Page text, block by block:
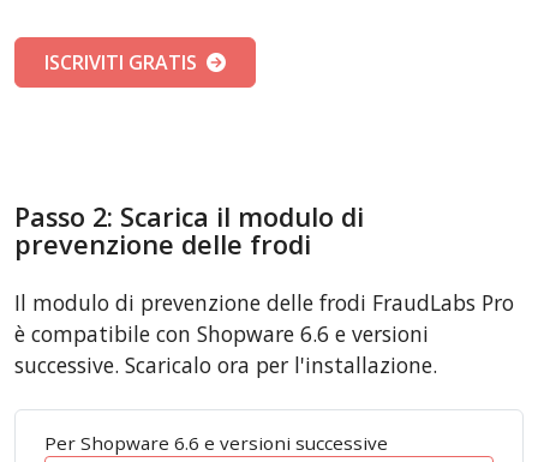
ISCRIVITI GRATIS
Passo 2: Scarica il modulo di
prevenzione delle frodi
Il modulo di prevenzione delle frodi FraudLabs Pro
è compatibile con Shopware 6.6 e versioni
successive. Scaricalo ora per l'installazione.
Per Shopware 6.6 e versioni successive